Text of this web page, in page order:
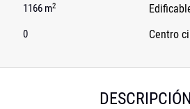
1166 m2
0 Centro
DESCRIPCIÓN